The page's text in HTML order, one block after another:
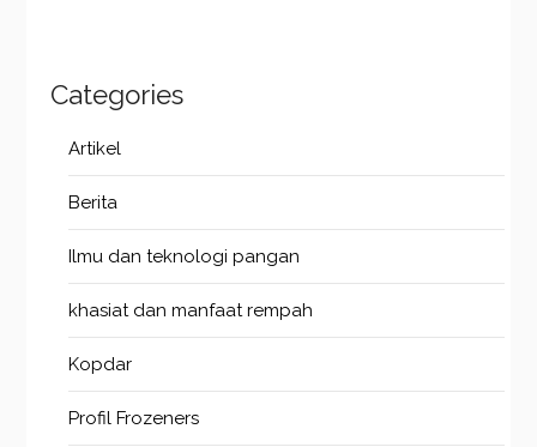
Categories
Artikel
Berita
Ilmu dan teknologi pangan
khasiat dan manfaat rempah
Kopdar
Profil Frozeners